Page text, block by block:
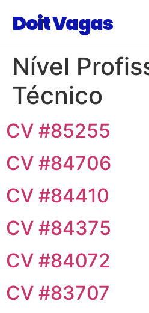
Doit Vagas
Nível
Técnico
CV #85255
CV #84706
CV #84410
CV #84375
CV #84072
CV #83707